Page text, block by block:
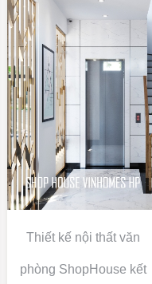
Thiết kế nội thất văn
phòng ShopHouse kết